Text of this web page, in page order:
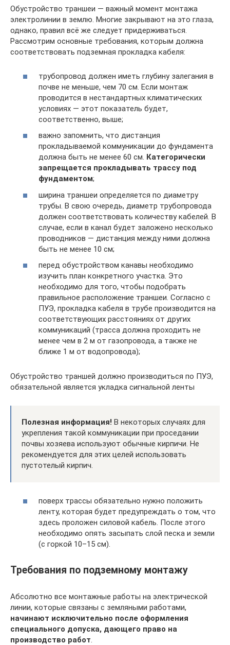
Обустройство траншеи — важный момент монтажа
электролинии в землю. Многие закрывают на это глаза,
однако, правил всё же следует придерживаться.
Рассмотрим основные требования, которым должна
соответствовать подземная прокладка кабеля:
трубопровод должен иметь глубину залегания в
почве не меньше, чем 70 см. Если монтаж
проводится в нестандартных климатических
условиях — этот показатель будет,
соответственно, выше;
важно запомнить, что дистанция
прокладываемой коммуникации до фундамента
должна быть не менее 60 см. Категорически
запрещается прокладывать трассу под
фундаментом;
ширина траншеи определяется по диаметру
трубы. В свою очередь, диаметр трубопровода
должен соответствовать количеству кабелей. В
случае, если в канал будет заложено несколько
проводников — дистанция между ними должна
быть не менее 10 см;
перед обустройством канавы необходимо
изучить план конкретного участка. Это
необходимо для того, чтобы подобрать
правильное расположение траншеи. Согласно с
ПУЭ, прокладка кабеля в трубе производится на
соответствующих расстояниях от других
коммуникаций (трасса должна проходить не
менее чем в 2 м от газопровода, а также не
ближе 1 м от водопровода);
Обустройство траншей должно производиться по ПУЭ,
обязательной является укладка сигнальной ленты
Полезная информация! В некоторых случаях для
укрепления такой коммуникации при проседании
почвы хозяева используют обычные кирпичи. Не
рекомендуется для этих целей использовать
пустотелый кирпич.
поверх трассы обязательно нужно положить
ленту, которая будет предупреждать о том, что
здесь проложен силовой кабель. После этого
необходимо опять засыпать слой песка и земли
(с горкой 10–15 см).
Требования по подземному монтажу
Абсолютно все монтажные работы на электрической
линии, которые связаны с земляными работами,
начинают исключительно после оформления
специального допуска, дающего право на
производство работ